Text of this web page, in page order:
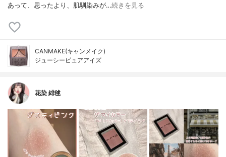
あって、思ったより、肌馴染みが…続きを見る
CANMAKE(キャンメイク)
ジューシーピュアアイズ
花染 緋毬